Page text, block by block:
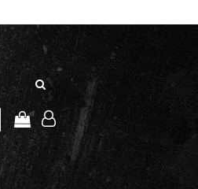
Rechercher
site